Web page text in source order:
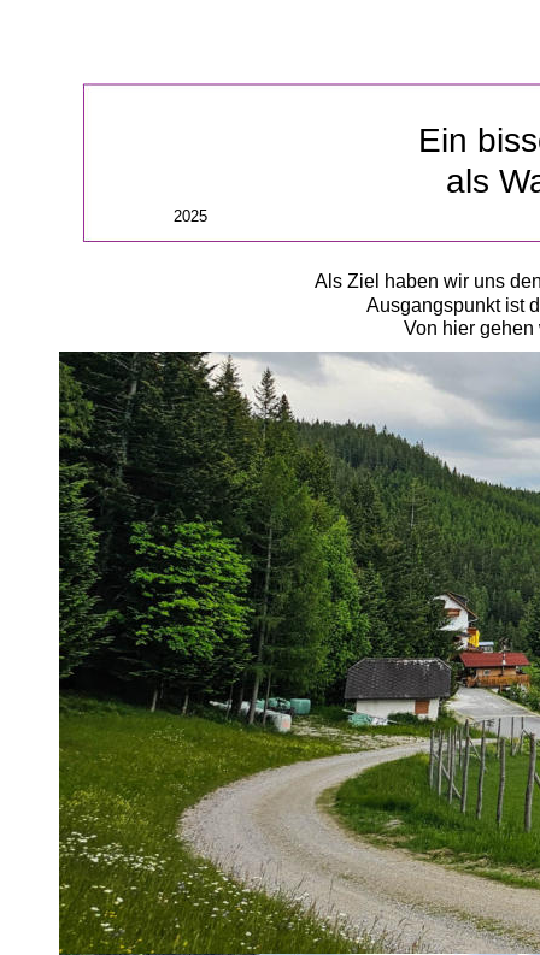
Als Ziel haben wir uns
Ausgangspunkt ist
Von hier
Ein
als
2025